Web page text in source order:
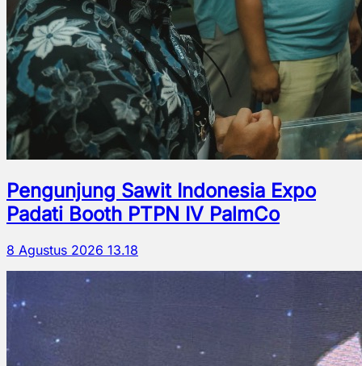
Pengunjung Sawit Indonesia Expo
Padati Booth PTPN IV PalmCo
8 Agustus 2026 13.18